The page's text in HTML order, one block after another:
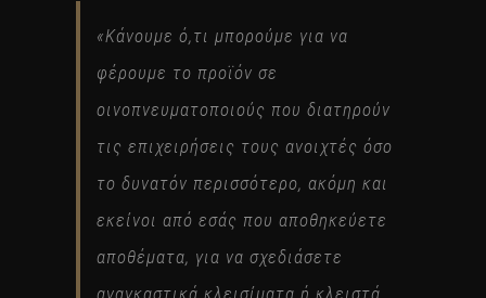
«Κάνουμε ό,τι μπορούμε για να
φέρουμε το προϊόν σε
οινοπνευματοποιούς που διατηρούν
τις επιχειρήσεις τους ανοιχτές όσο
το δυνατόν περισσότερο, ακόμη και
εκείνοι από εσάς που αποθηκεύετε
αποθέματα, για να σχεδιάσετε
αναγκαστικά κλεισίματα ή κλειστά